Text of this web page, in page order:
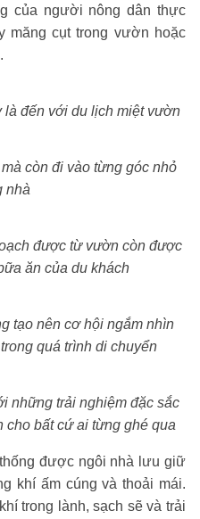
của người nông dân thực
măng cụt trong vườn hoặc
đến với du lịch miệt vườn
còn đi vào từng góc nhỏ
nhà
được từ vườn còn được
ăn của du khách
tạo nên cơ hội ngắm nhìn
quá trình di chuyển
những trải nghiệm đặc sắc
cho bất cứ ai từng ghé qua
được ngôi nhà lưu giữ
khí ấm cúng và thoải mái.
trong lành, sạch sẽ và trải